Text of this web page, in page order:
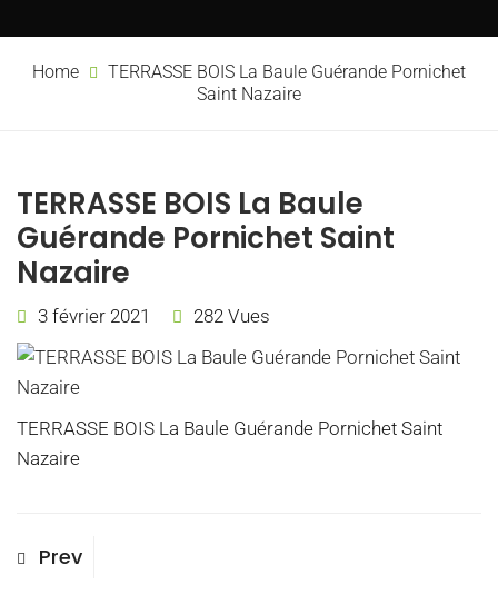
Home
TERRASSE BOIS La Baule Guérande Pornichet
Saint Nazaire
TERRASSE BOIS La Baule
Guérande Pornichet Saint
Nazaire
3 février 2021 282 Vues
TERRASSE BOIS La Baule Guérande Pornichet Saint
Nazaire
Navigation
Previous
Prev